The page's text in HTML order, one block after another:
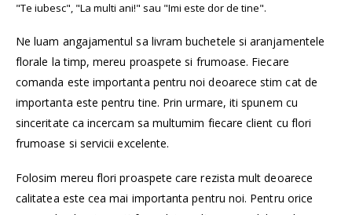
"Te iubesc", "La multi ani!" sau "Imi este dor de tine".
Ne luam angajamentul sa livram buchetele si aranjamentele
florale la timp, mereu proaspete si frumoase. Fiecare
comanda este importanta pentru noi deoarece stim cat de
importanta este pentru tine. Prin urmare, iti spunem cu
sinceritate ca incercam sa multumim fiecare client cu flori
frumoase si servicii excelente.
Folosim mereu flori proaspete care rezista mult deoarece
calitatea este cea mai importanta pentru noi. Pentru orice